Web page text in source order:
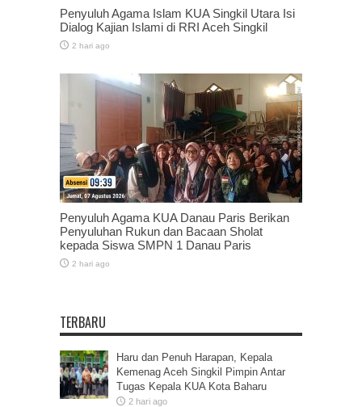
Penyuluh Agama Islam KUA Singkil Utara Isi
Dialog Kajian Islami di RRI Aceh Singkil
2 hari ago
Penyuluh Agama KUA Danau Paris Berikan
Penyuluhan Rukun dan Bacaan Sholat
kepada Siswa SMPN 1 Danau Paris
2 hari ago
TERBARU
Haru dan Penuh Harapan, Kepala
Kemenag Aceh Singkil Pimpin Antar
Tugas Kepala KUA Kota Baharu
2 hari ago